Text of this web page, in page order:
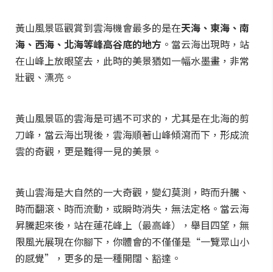
黃山風景區觀賞到雲海機會最多的是在天海、東海、南
海、西海、北海等峰高谷底的地方 。當云海出現時，站
在山峰上放眼望去，此時的美景猶如一幅水墨畫，非常
壯觀、漂亮。
黃山風景區的雲海是可遇不可求的，尤其是在北海的剪
刀峰，當云海出現後，雲海順著山峰傾瀉而下，形成流
雲的奇觀，更是難得一見的美景。
黃山雲海是大自然的一大奇觀，變幻莫測，時而升騰、
時而翻滾、時而流動，或瞬時消失，無法定格。當云海
昇騰起來後，站在蓮花峰上（最高峰），舉目四望，無
限風光展現在你腳下，你體會的不僅僅是“一覽眾山小
的感覺”，更多的是一種開闊、豁達。